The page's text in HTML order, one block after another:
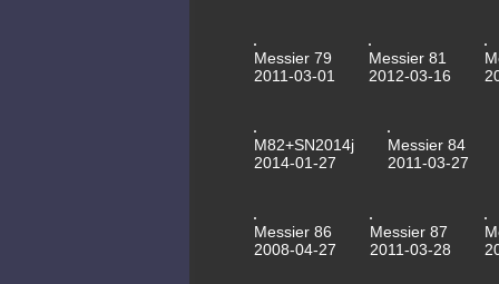
Messier 79
2011-03-01
Messier 81
2012-03-16
M82+SN2014j
2014-01-27
Messier 84
2011-03-27
Messier 86
2008-04-27
Messier 87
2011-03-28